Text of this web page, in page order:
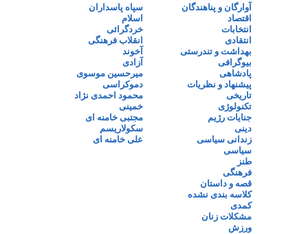
آوارگان و پناهندگان
اقتصاد
انتخابات
انتقادی
بهداشت و تندرستی
بیوگرافی
پادشاهی
پیشنهاد و نظریات
تاریخی
تکنولوژی
جنایات رژیم
دینی
زندانی سیاسی
سیاسی
طنز
فرهنگی
قصه و داستان
کلاسه بندی نشده
کمدی
مشکلات زنان
ورزش
سپاه پاسداران
اسلام
خردگرائی
انقلاب فرهنگی
آخوند
آزادی
میرحسین موسوی
دموکراسی
محمود احمدی نژاد
خمینی
مجتبی خامنه ای
سکولاریسم
علی خامنه ای